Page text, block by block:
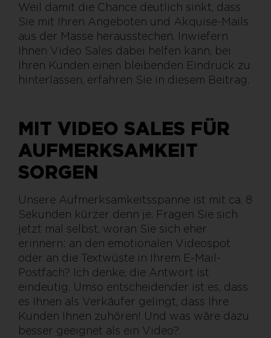
Weil damit die Chance deutlich sinkt, dass
Sie mit Ihren Angeboten und Akquise-Mails
aus der Masse herausstechen. Inwiefern
Ihnen Video Sales dabei helfen kann, bei
Ihren Kunden einen bleibenden Eindruck zu
hinterlassen, erfahren Sie in diesem Beitrag.
MIT VIDEO SALES FÜR
AUFMERKSAMKEIT
SORGEN
Unsere Aufmerksamkeitsspanne ist mit ca. 8
Sekunden kürzer denn je. Fragen Sie sich
jetzt mal selbst, woran Sie sich eher
erinnern: an den emotionalen Videospot
oder an die Textwüste in Ihrem E-Mail-
Postfach? Ich denke, die Antwort ist
eindeutig. Umso entscheidender ist es, dass
es Ihnen als Verkäufer gelingt, dass Ihre
Kunden Ihnen zuhören! Und was wäre dazu
besser geeignet als ein Video?